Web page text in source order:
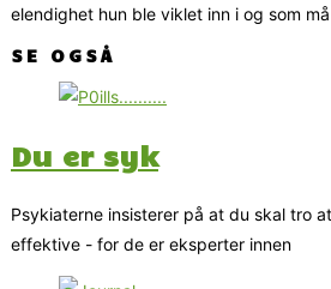
elendighet hun ble viklet inn i og som
SE OGSÅ
Du er syk
Psykiaterne insisterer på at du skal tro
effektive - for de er eksperter innen